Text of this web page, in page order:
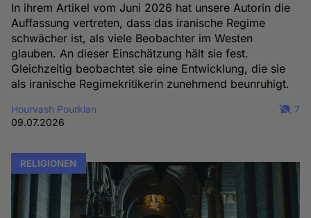
In ihrem Artikel vom Juni 2026 hat unsere Autorin die
Auffassung vertreten, dass das iranische Regime
schwächer ist, als viele Beobachter im Westen
glauben. An dieser Einschätzung hält sie fest.
Gleichzeitig beobachtet sie eine Entwicklung, die sie
als iranische Regimekritikerin zunehmend beunruhigt.
Hourvash Pourkian
09.07.2026
7
RELIGIONEN